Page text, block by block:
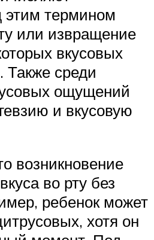
этим термином
или извращение
вкусовых
Также среди
ощущений
и вкусовую
возникновение
во рту без
ребенок может
хотя он